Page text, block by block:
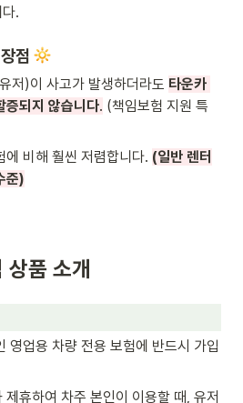
.
점
저)이 사고가 발생하더라도 타운카
증되지 않습니다. (책임보험 지원 특
에 비해 훨씬 저렴합니다. (일반 렌터
준)
상품 소개
영업용 차량 전용 보험에 반드시 가입
제휴하여 차주 본인이 이용할 때, 유저